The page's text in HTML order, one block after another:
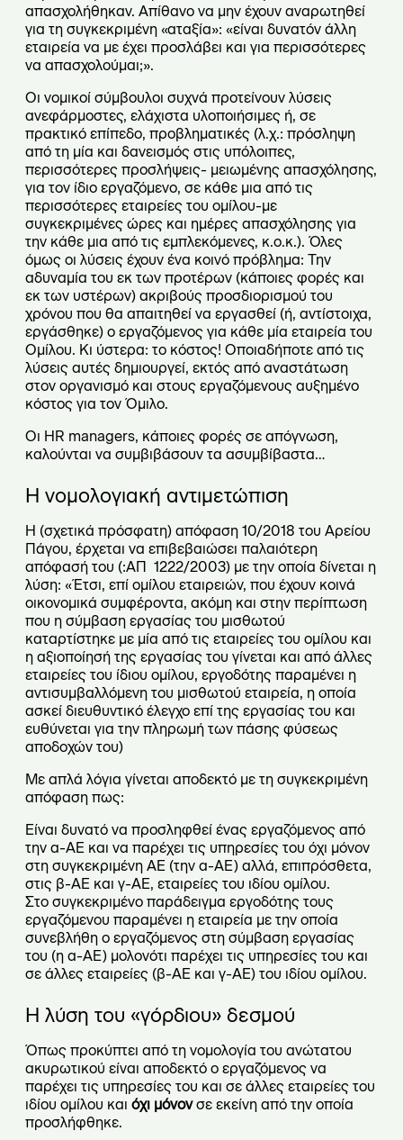
απασχολήθηκαν. Απίθανο να μην έχουν αναρωτηθεί
για τη συγκεκριμένη «αταξία»: «είναι δυνατόν άλλη
εταιρεία να με έχει προσλάβει και για περισσότερες
να απασχολούμαι;».
Οι νομικοί σύμβουλοι συχνά προτείνουν λύσεις
ανεφάρμοστες, ελάχιστα υλοποιήσιμες ή, σε
πρακτικό επίπεδο, προβληματικές (λ.χ.: πρόσληψη
από τη μία και δανεισμός στις υπόλοιπες,
περισσότερες προσλήψεις- μειωμένης απασχόλησης,
για τον ίδιο εργαζόμενο, σε κάθε μια από τις
περισσότερες εταιρείες του ομίλου-με
συγκεκριμένες ώρες και ημέρες απασχόλησης για
την κάθε μια από τις εμπλεκόμενες, κ.ο.κ.). Όλες
όμως οι λύσεις έχουν ένα κοινό πρόβλημα: Την
αδυναμία του εκ των προτέρων (κάποιες φορές και
εκ των υστέρων) ακριβούς προσδιορισμού του
χρόνου που θα απαιτηθεί να εργασθεί (ή, αντίστοιχα,
εργάσθηκε) ο εργαζόμενος για κάθε μία εταιρεία του
Ομίλου. Κι ύστερα: το κόστος! Οποιαδήποτε από τις
λύσεις αυτές δημιουργεί, εκτός από αναστάτωση
στον οργανισμό και στους εργαζόμενους αυξημένο
κόστος για τον Όμιλο.
Οι HR managers, κάποιες φορές σε απόγνωση,
καλούνται να συμβιβάσουν τα ασυμβίβαστα…
Η νομολογιακή αντιμετώπιση
Η (σχετικά πρόσφατη) απόφαση 10/2018 του Αρείου
Πάγου, έρχεται να επιβεβαιώσει παλαιότερη
απόφασή του (:ΑΠ 1222/2003) με την οποία δίνεται η
λύση: «Έτσι, επί ομίλου εταιρειών, που έχουν κοινά
οικονομικά συμφέροντα, ακόμη και στην περίπτωση
που η σύμβαση εργασίας του μισθωτού
καταρτίστηκε με μία από τις εταιρείες του ομίλου και
η αξιοποίησή της εργασίας του γίνεται και από άλλες
εταιρείες του ίδιου ομίλου, εργοδότης παραμένει η
αντισυμβαλλόμενη του μισθωτού εταιρεία, η οποία
ασκεί διευθυντικό έλεγχο επί της εργασίας του και
ευθύνεται για την πληρωμή των πάσης φύσεως
αποδοχών του)
Με απλά λόγια γίνεται αποδεκτό με τη συγκεκριμένη
απόφαση πως:
Είναι δυνατό να προσληφθεί ένας εργαζόμενος από
την α-ΑΕ και να παρέχει τις υπηρεσίες του όχι μόνον
στη συγκεκριμένη ΑΕ (την α-ΑΕ) αλλά, επιπρόσθετα,
στις β-AE και γ-AE, εταιρείες του ιδίου ομίλου.
Στο συγκεκριμένο παράδειγμα εργοδότης τους
εργαζόμενου παραμένει η εταιρεία με την οποία
συνεβλήθη ο εργαζόμενος στη σύμβαση εργασίας
του (η α-ΑΕ) μολονότι παρέχει τις υπηρεσίες του και
σε άλλες εταιρείες (β-AE και γ-AE) του ιδίου ομίλου.
Η λύση του «γόρδιου» δεσμού
Όπως προκύπτει από τη νομολογία του ανώτατου
ακυρωτικού είναι αποδεκτό ο εργαζόμενος να
παρέχει τις υπηρεσίες του και σε άλλες εταιρείες του
ιδίου ομίλου και όχι μόνονσε εκείνη από την οποία
προσλήφθηκε.